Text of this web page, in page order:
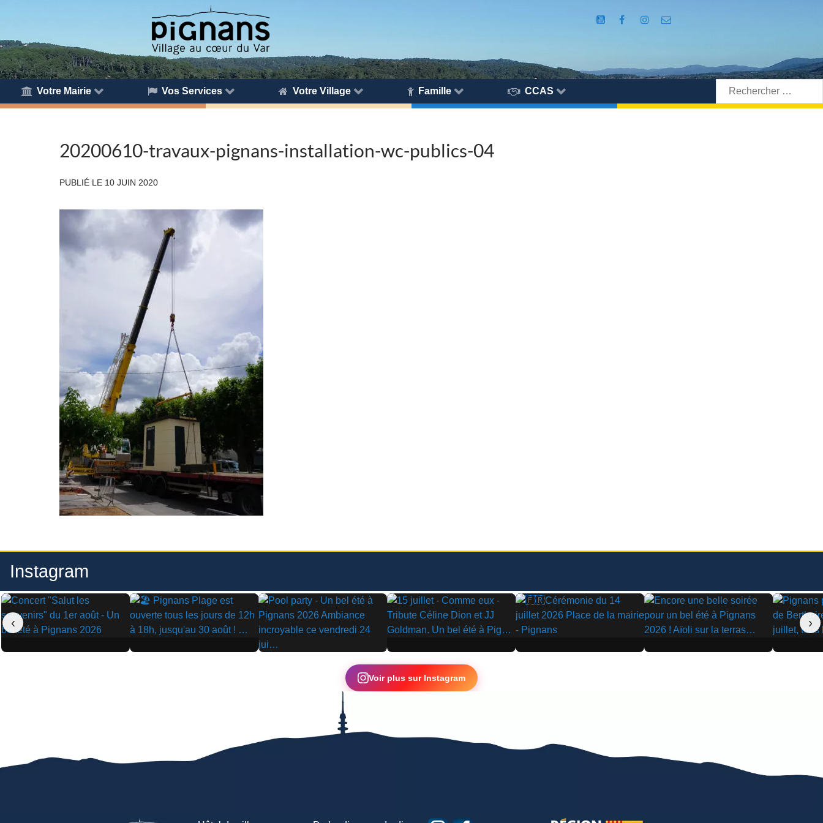
Votre Mairie Vos Services Votre Village Famille CCAS
Rechercher:
20200610-travaux-pignans-installation-wc-publics-04
PUBLIÉ LE 10 JUIN 2020
Instagram
▶ ▶
▶
▶ ▶ ▶ ▶
‹ ›
Voir plus sur Instagram